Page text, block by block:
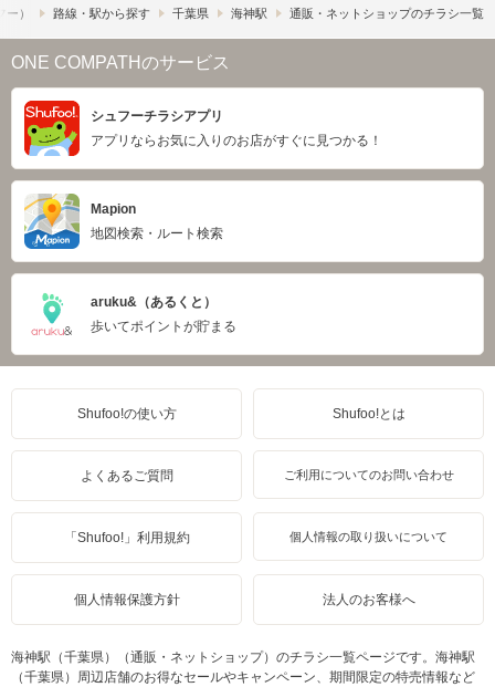
） 路線・駅から探す 千葉県 海神駅 通販・ネットショップのチラシ一覧
ONE COMPATHのサービス
シュフーチラシアプリ
アプリならお気に入りのお店がすぐに見つかる！
Mapion
地図検索・ルート検索
aruku&（あるくと）
歩いてポイントが貯まる
Shufoo!の使い方 Shufoo!とは
よくあるご質問 ご利用についてのお問い合わせ
「Shufoo!」利用規約 個人情報の取り扱いについて
個人情報保護方針 法人のお客様へ
海神駅（千葉県）（通販・ネットショップ）のチラシ一覧ページです。海神駅
（千葉県）周辺店舗のお得なセールやキャンペーン、期間限定の特売情報など